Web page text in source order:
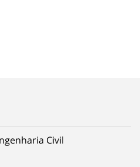
Civil